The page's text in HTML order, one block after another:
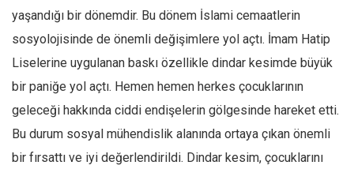
Türkiye
Siyaset
Dünya
Avrupa
Asya
Afrika
yaşandığı bir dönemdir. Bu dönem İslami cemaatlerin
sosyolojisinde de önemli değişimlere yol açtı. İmam Hatip
Liselerine uygulanan baskı özellikle dindar kesimde büyük
bir paniğe yol açtı. Hemen hemen herkes çocuklarının
geleceği hakkında ciddi endişelerin gölgesinde hareket etti.
Bu durum sosyal mühendislik alanında ortaya çıkan önemli
bir fırsattı ve iyi değerlendirildi. Dindar kesim, çocuklarını